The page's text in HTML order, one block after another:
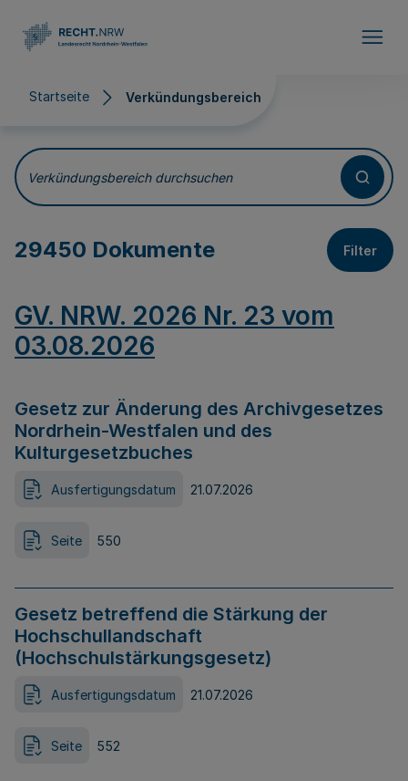
Startseite Verkündungsbereich
Verkündungsbereich
Verkündungsbereich durchsuchen
29450 Dokumente Filter
GV. NRW. 2026 Nr. 23 vom
03.08.2026
Gesetz zur Änderung des Archivgesetzes
Nordrhein-Westfalen und des
Kulturgesetzbuches
Ausfertigungsdatum 21.07.2026
Seite 550
Gesetz betreffend die Stärkung der
Hochschullandschaft
(Hochschulstärkungsgesetz)
Ausfertigungsdatum 21.07.2026
Seite 552